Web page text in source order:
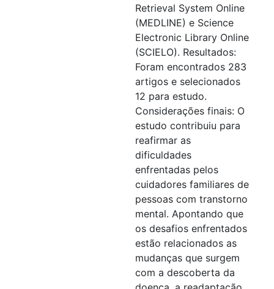
Retrieval System Online
(MEDLINE) e Science
Electronic Library Online
(SCIELO). Resultados:
Foram encontrados 283
artigos e selecionados
12 para estudo.
Considerações finais: O
estudo contribuiu para
reafirmar as
dificuldades
enfrentadas pelos
cuidadores familiares de
pessoas com transtorno
mental. Apontando que
os desafios enfrentados
estão relacionados as
mudanças que surgem
com a descoberta da